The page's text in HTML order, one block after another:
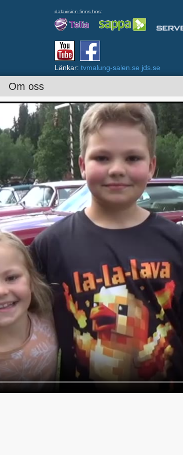
dalavision finns hos:
Länkar: tvmalung-salen.se jds.se
Om oss